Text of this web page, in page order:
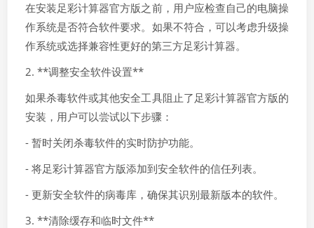
在安装足彩计算器官方版之前，用户应检查自己的电脑操
作系统是否符合软件要求。如果不符合，可以考虑升级操
作系统或选择兼容性更好的第三方足彩计算器。
2. **调整安全软件设置**
如果杀毒软件或其他安全工具阻止了足彩计算器官方版的
安装，用户可以尝试以下步骤：
- 暂时关闭杀毒软件的实时防护功能。
- 将足彩计算器官方版添加到安全软件的信任列表。
- 更新安全软件的病毒库，确保其识别最新版本的软件。
3. **清除缓存和临时文件**